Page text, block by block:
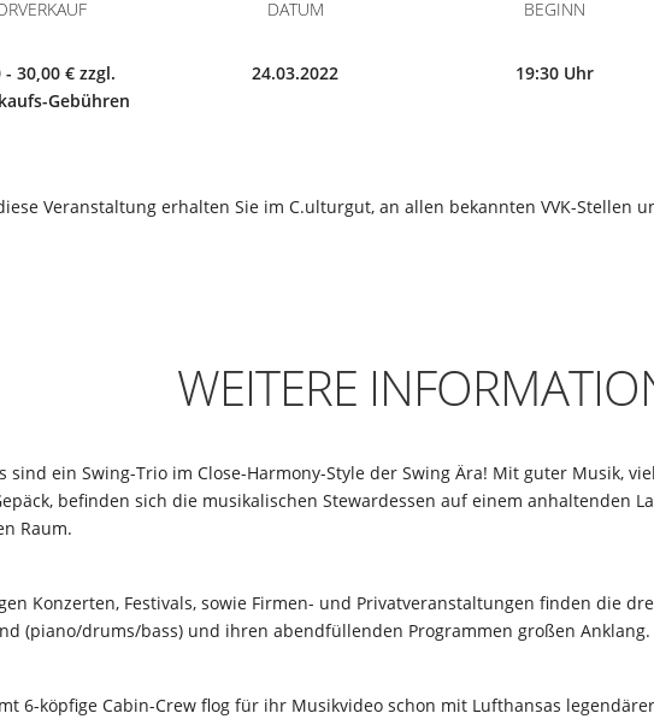
WEITERE
sind ein Swing-Trio im Close-Harmony-Style der Swing Ära! Mit guter Musik,
befinden sich die musikalischen Stewardessen auf einem anhaltenden
Raum.
Konzerten, Festivals, sowie Firmen- und Privatveranstaltungen finden die
(piano/drums/bass) und ihren abendfüllenden Programmen großen Anklang.
6-köpfige Cabin-Crew flog für ihr Musikvideo schon mit Lufthansas
- 30,00 € zzgl.
Gebühren
DATUM
24.03.2022
BEGINN
19:30 Uhr
Veranstaltung erhalten Sie im C.ulturgut, an allen bekannten VVK-Stellen